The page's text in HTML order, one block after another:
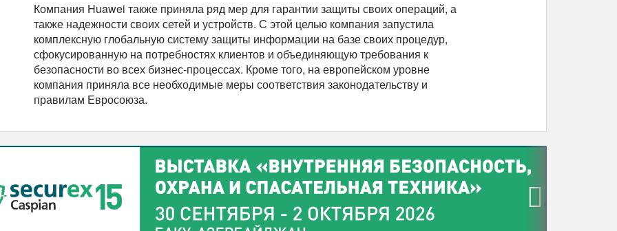
Компания Huawei также приняла ряд мер для гарантии защиты своих операций, а
также надежности своих сетей и устройств. С этой целью компания запустила
комплексную глобальную систему защиты информации на базе своих процедур,
сфокусированную на потребностях клиентов и объединяющую требования к
безопасности во всех бизнес-процессах. Кроме того, на европейском уровне
компания приняла все необходимые меры соответствия законодательству и
правилам Евросоюза.
›